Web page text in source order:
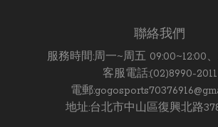
聯絡我們
服務時間:周一~周五 09:00~12:00、
客服電話:(02)8990-2011
電郵
地址:台北市中山區復興北路